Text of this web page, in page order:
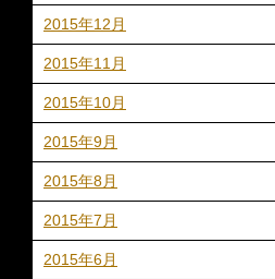
2015年12月
2015年11月
2015年10月
2015年9月
2015年8月
2015年7月
2015年6月